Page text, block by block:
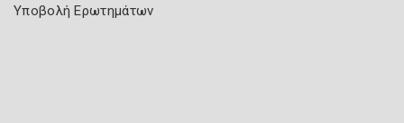
Υποβολή Ερωτημάτων